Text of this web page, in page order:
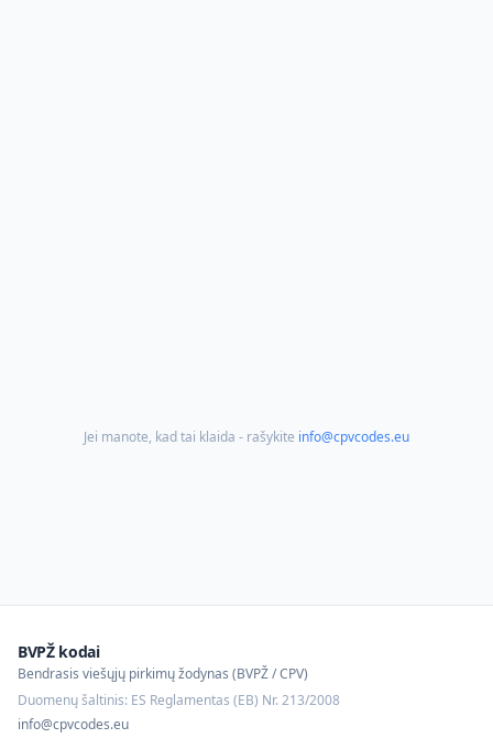
Jei manote, kad tai klaida - rašykite info@cpvcodes.eu
BVPŽ kodai
Bendrasis viešųjų pirkimų žodynas (BVPŽ / CPV)
Duomenų šaltinis: ES Reglamentas (EB) Nr. 213/2008
info@cpvcodes.eu